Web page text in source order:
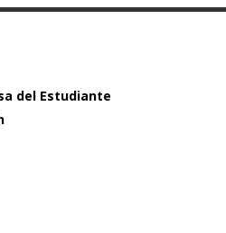
del Estudiante